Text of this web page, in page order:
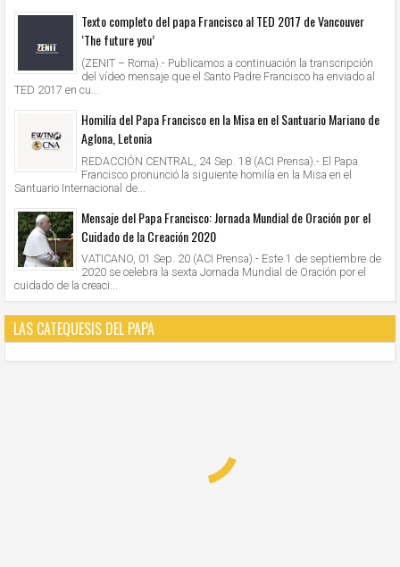
Texto completo del papa Francisco al TED 2017 de Vancouver
‘The future you’
(ZENIT – Roma).- Publicamos a continuación la transcripción
del vídeo mensaje que el Santo Padre Francisco ha enviado al
TED 2017 en cu...
Homilía del Papa Francisco en la Misa en el Santuario Mariano de
Aglona, Letonia
REDACCIÓN CENTRAL, 24 Sep. 18 (ACI Prensa).- El Papa
Francisco pronunció la siguiente homilía en la Misa en el
Santuario Internacional de...
Mensaje del Papa Francisco: Jornada Mundial de Oración por el
Cuidado de la Creación 2020
VATICANO, 01 Sep. 20 (ACI Prensa).- Este 1 de septiembre de
2020 se celebra la sexta Jornada Mundial de Oración por el
cuidado de la creaci...
LAS CATEQUESIS DEL PAPA